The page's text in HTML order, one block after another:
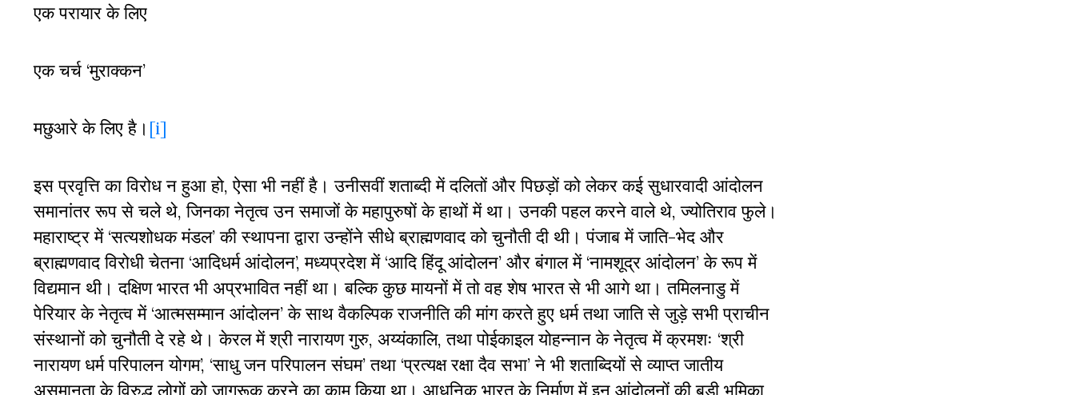
एक परायार के लिए
एक चर्च ‘मुराक्कन’
मछुआरे के लिए है। [i]
इस प्रवृत्ति का विरोध न हुआ हो, ऐसा भी नहीं है। उनीसवीं शताब्दी में दलितों और पिछड़ों को लेकर कई सुधारवादी आंदोलन
समानांतर रूप से चले थे, जिनका नेतृत्व उन समाजों के महापुरुषों के हाथों में था। उनकी पहल करने वाले थे, ज्योतिराव फुले।
महाराष्ट्र में ‘सत्यशोधक मंडल’ की स्थापना द्वारा उन्होंने सीधे ब्राह्मणवाद को चुनौती दी थी। पंजाब में जाति-भेद और
ब्राह्मणवाद विरोधी चेतना ‘आदिधर्म आंदोलन’, मध्यप्रदेश में ‘आदि हिंदू आंदोलन’ और बंगाल में ‘नामशूद्र आंदोलन’ के रूप में
विद्यमान थी। दक्षिण भारत भी अप्रभावित नहीं था। बल्कि कुछ मायनों में तो वह शेष भारत से भी आगे था। तमिलनाडु में
पेरियार के नेतृत्व में ‘आत्मसम्मान आंदोलन’ के साथ वैकल्पिक राजनीति की मांग करते हुए धर्म तथा जाति से जुड़े सभी प्राचीन
संस्थानों को चुनौती दे रहे थे। केरल में श्री नारायण गुरु, अय्यंकालि, तथा पोईकाइल योहन्नान के नेतृत्व में क्रमशः ‘श्री
नारायण धर्म परिपालन योगम’, ‘साधु जन परिपालन संघम’ तथा ‘प्रत्यक्ष रक्षा दैव सभा’ ने भी शताब्दियों से व्याप्त जातीय
असमानता के विरुद्ध लोगों को जागरूक करने का काम किया था। आधुनिक भारत के निर्माण में इन आंदोलनों की बड़ी भूमिका